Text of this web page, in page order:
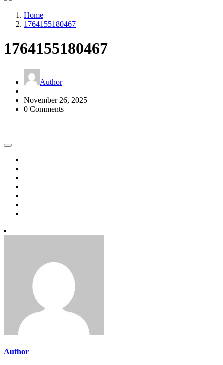
Home
1764155180467
1764155180467
Author
November 26, 2025
0 Comments
Author